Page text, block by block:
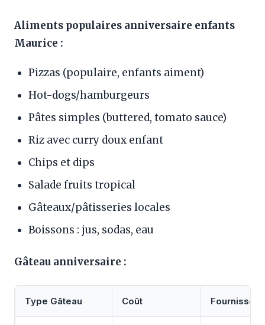
Aliments populaires anniversaire enfants
Maurice :
Pizzas (populaire, enfants aiment)
Hot-dogs/hamburgeurs
Pâtes simples (buttered, tomato sauce)
Riz avec curry doux enfant
Chips et dips
Salade fruits tropical
Gâteaux/pâtisseries locales
Boissons : jus, sodas, eau
Gâteau anniversaire :
Type Gâteau Coût Fournisseur